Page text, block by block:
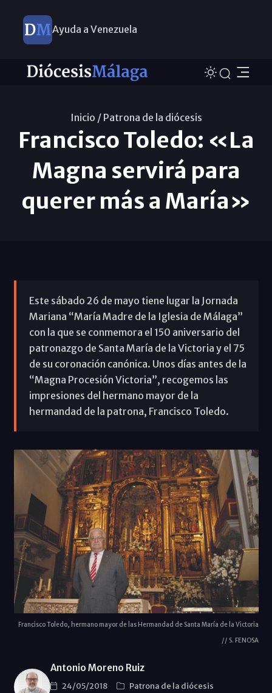
Ayuda a Venezuela
Inicio / Patrona de la diócesis
Francisco Toledo: «La
Magna servirá para
querer más a María»
Este sábado 26 de mayo tiene lugar la Jornada
Mariana “María Madre de la Iglesia de Málaga”
con la que se conmemora el 150 aniversario del
patronazgo de Santa María de la Victoria y el 75
de su coronación canónica. Unos días antes de la
“Magna Procesión Victoria”, recogemos las
impresiones del hermano mayor de la
hermandad de la patrona, Francisco Toledo.
Francisco Toledo, hermano mayor de las Hermandad de Santa María de la Victoria
// S. FENOSA
Antonio Moreno Ruiz
24/05/2018
Patrona de la diócesis